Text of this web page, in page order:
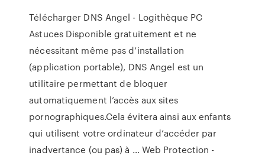
Télécharger DNS Angel - Logithèque PC
Astuces Disponible gratuitement et ne
nécessitant même pas d’installation
(application portable), DNS Angel est un
utilitaire permettant de bloquer
automatiquement l’accès aux sites
pornographiques.Cela évitera ainsi aux enfants
qui utilisent votre ordinateur d’accéder par
inadvertance (ou pas) à … Web Protection -